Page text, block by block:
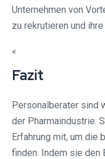
Unternehmen von
zu rekrutieren und
«
Fazit
Personalberater sind
der Pharmaindustrie.
Erfahrung mit, um die
finden. Indem sie den